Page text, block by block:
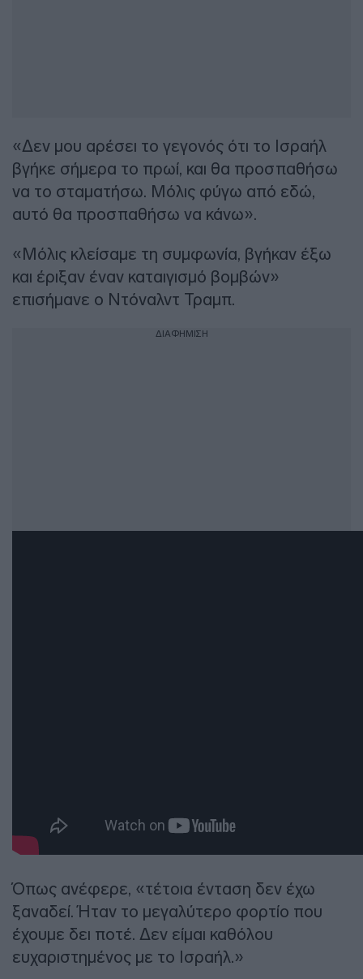
«Δεν μου αρέσει το γεγονός ότι το Ισραήλ
βγήκε σήμερα το πρωί, και θα προσπαθήσω
να το σταματήσω. Μόλις φύγω από εδώ,
αυτό θα προσπαθήσω να κάνω».
«Μόλις κλείσαμε τη συμφωνία, βγήκαν έξω
και έριξαν έναν καταιγισμό βομβών»
επισήμανε ο Ντόναλντ Τραμπ.
ΔΙΑΦΗΜΙΣΗ
Όπως ανέφερε, «τέτοια ένταση δεν έχω
ξαναδεί. Ήταν το μεγαλύτερο φορτίο που
έχουμε δει ποτέ. Δεν είμαι καθόλου
ευχαριστημένος με το Ισραήλ.»